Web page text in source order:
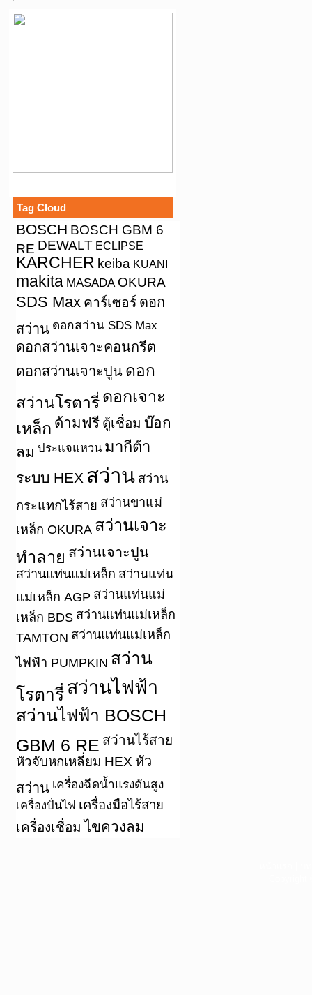
Tag Cloud
BOSCH BOSCH GBM 6
RE DEWALT ECLIPSE
KARCHER keiba KUANI
makita MASADA OKURA
SDS Max คาร์เซอร์ ดอก
สว่าน ดอกสว่าน SDS Max
ดอกสว่านเจาะคอนกรีต
ดอกสว่านเจาะปูน ดอก
สว่านโรตารี่ ดอกเจาะ
เหล็ก ด้ามฟรี ตู้เชื่อม บ๊อก
ลม ประแจแหวน มากีต้า
ระบบ HEX สว่าน สว่าน
กระแทกไร้สาย สว่านขาแม่
เหล็ก OKURA สว่านเจาะ
ทำลาย สว่านเจาะปูน
สว่านแท่นแม่เหล็ก สว่านแท่น
แม่เหล็ก AGP สว่านแท่นแม่
เหล็ก BDS สว่านแท่นแม่เหล็ก
TAMTON สว่านแท่นแม่เหล็ก
ไฟฟ้า PUMPKIN สว่าน
โรตารี่ สว่านไฟฟ้า
สว่านไฟฟ้า BOSCH
GBM 6 RE สว่านไร้สาย
หัวจับหกเหลี่ยม HEX หัว
สว่าน เครื่องฉีดน้ำแรงดันสูง
เครื่องปั่นไฟ เครื่องมือไร้สาย
เครื่องเชื่อม ไขควงลม